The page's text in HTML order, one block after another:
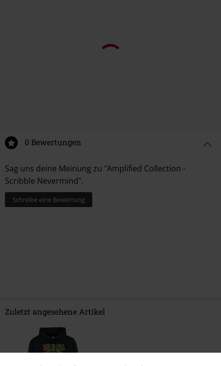
0 Bewertungen
Sag uns deine Meinung zu "Amplified Collection -
Scribble Nevermind".
Schreibe eine Bewertung
Zuletzt angesehene Artikel